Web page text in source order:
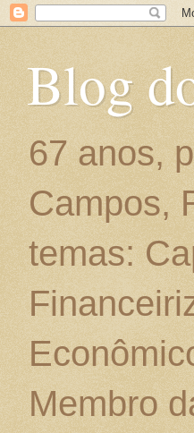
Blog
67 anos,
Campos,
temas:
Membro